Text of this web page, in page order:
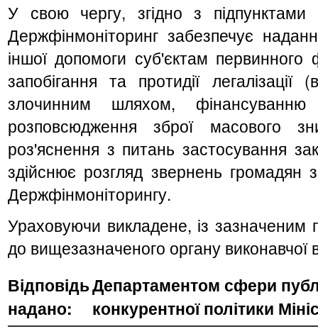
У свою чергу, згідно з
Держфінмоніторинг забезпечує
іншої допомоги суб'єктам первинного
запобігання та протидії
злочинним шляхом,
розповсюдження зброї масового
роз'яснення з питань застосування
здійснює розгляд звернень громадян
Держфінмоніторингу.
Ураховуючи викладене, із
до вищезазначеного органу виконавчої
Відповідь
надано:
Департаментом сфери
конкурентної політики